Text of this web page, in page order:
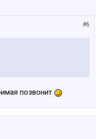
#6
позвонит